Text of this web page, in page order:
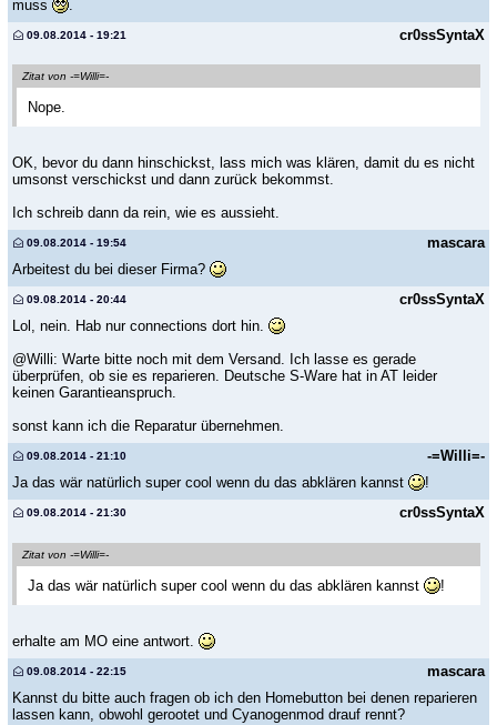
muss
cr0ssSyntaX
09.08.2014 - 19:21
Zitat von -=Willi=-
Nope.
OK, bevor du dann hinschickst, lass mich was klären, damit du es nicht
umsonst verschickst und dann zurück bekommst.
Ich schreib dann da rein, wie es aussieht.
mascara
09.08.2014 - 19:54
Arbeitest du bei dieser Firma?
cr0ssSyntaX
09.08.2014 - 20:44
Lol, nein. Hab nur connections dort hin.
@Willi: Warte bitte noch mit dem Versand. Ich lasse es gerade
überprüfen, ob sie es reparieren. Deutsche S-Ware hat in AT leider
keinen Garantieanspruch.
sonst kann ich die Reparatur übernehmen.
-=Willi=-
09.08.2014 - 21:10
Ja das wär natürlich super cool wenn du das abklären kannst
!
cr0ssSyntaX
09.08.2014 - 21:30
Zitat von -=Willi=-
Ja das wär natürlich super cool wenn du das abklären kannst !
erhalte am MO eine antwort.
mascara
09.08.2014 - 22:15
Kannst du bitte auch fragen ob ich den Homebutton bei denen reparieren
lassen kann, obwohl gerootet und Cyanogenmod drauf rennt?